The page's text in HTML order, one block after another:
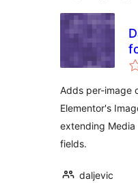
Adds per-image
Elementor's
extending
fields.
daljevic